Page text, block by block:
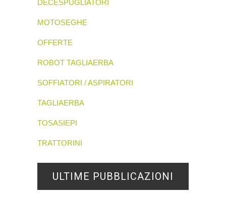
DECESPUGLIATORI
MOTOSEGHE
OFFERTE
ROBOT TAGLIAERBA
SOFFIATORI / ASPIRATORI
TAGLIAERBA
TOSASIEPI
TRATTORINI
ULTIME PUBBLICAZIONI